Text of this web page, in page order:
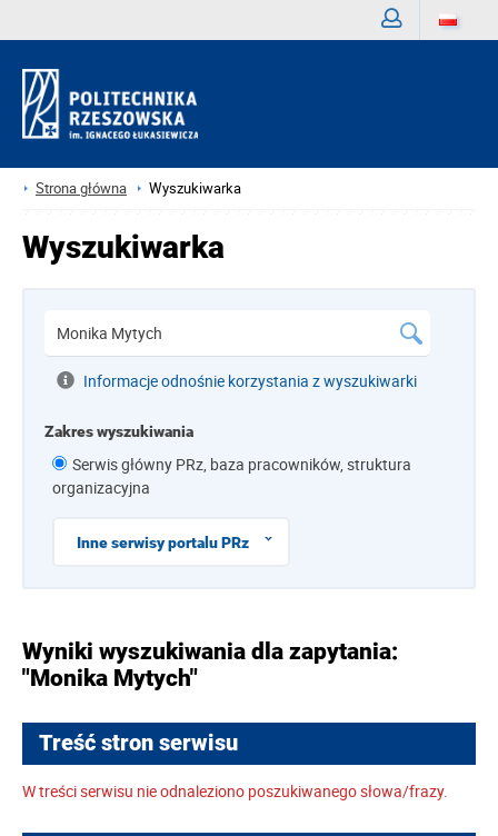
Strona główna Wyszukiwarka
Wyszukiwarka
Informacje odnośnie korzystania z wyszukiwarki
Zakres wyszukiwania
Serwis główny PRz, baza pracowników, struktura
organizacyjna
Inne serwisy portalu PRz
Wyniki wyszukiwania dla zapytania:
"Monika Mytych"
Treść stron serwisu
W treści serwisu nie odnaleziono poszukiwanego słowa/frazy.